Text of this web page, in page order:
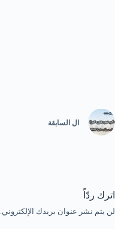
ال السابقة
اترك ردّاً
لن يتم نشر عنوان بريدك الإلكتروني.